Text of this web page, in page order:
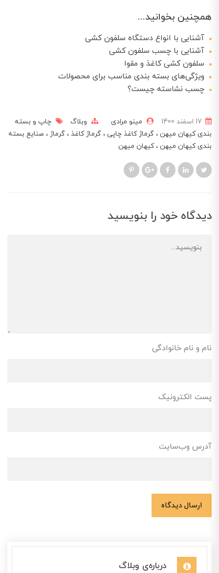
همچنین بخوانید...
آشنایی با انواع دستگاه‌ سلفون کشی
آشنایی با چسب سلفون کشی
سلفون کشی کاغذ و مقوا
ویژگی‌های بسته بندی مناسب برای محصولات
چسب نشاسته چیست؟
مینو مرادی وبلاگ
چاپ و بسته
بندی کیهان میهن
گرماژ کاغذ چاپی گرماژ کاغذ گرماژ
صنایع بسته
بندی کیهان میهن
کیهان میهن
دیدگاه خود را بنویسید
نام و نام خانوادگی
پست الکترونیک
آدرس وب‌سایت
ارسال دیدگاه
درباره‌ی وبلاگ